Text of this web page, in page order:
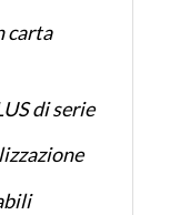
carta
di serie